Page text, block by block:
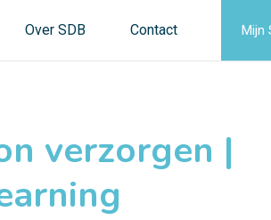
Over SDB Contact Mijn
verzorgen |